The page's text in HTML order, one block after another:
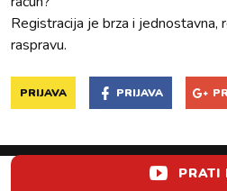
Registracija je brza i jednostavna,
raspravu.
PRIJAVA PRIJAVA
PRATI